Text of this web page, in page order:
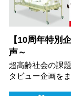
【10周年特別
声～
超高齢社会の課
タビュー企画を